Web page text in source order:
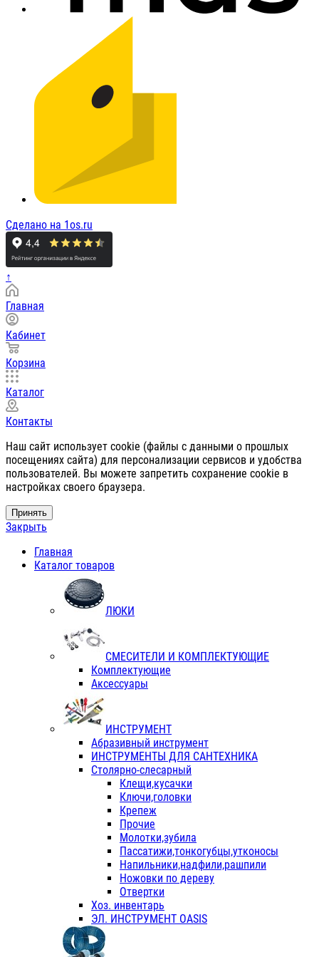
Сделано на 1os.ru
↑
Главная
Кабинет
Корзина
Каталог
Контакты
Наш сайт использует cookie (файлы с данными о прошлых
посещениях сайта) для персонализации сервисов и удобства
пользователей. Вы можете запретить сохранение cookie в
настройках своего браузера.
Принять
Закрыть
Главная
Каталог товаров
ЛЮКИ
СМЕСИТЕЛИ И КОМПЛЕКТУЮЩИЕ
Комплектующие
Аксессуары
ИНСТРУМЕНТ
Абразивный инструмент
ИНСТРУМЕНТЫ ДЛЯ САНТЕХНИКА
Столярно-слесарный
Клещи,кусачки
Ключи,головки
Крепеж
Прочие
Молотки,зубила
Пассатижи,тонкогубцы,утконосы
Напильники,надфили,рашпили
Ножовки по дереву
Отвертки
Хоз. инвентарь
ЭЛ. ИНСТРУМЕНТ OASIS